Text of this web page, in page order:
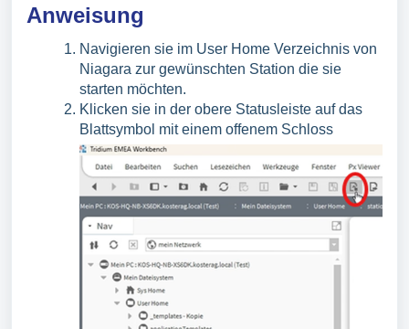
Anweisung
Navigieren sie im User Home Verzeichnis von
Niagara zur gewünschten Station die sie
starten möchten.
Klicken sie in der obere Statusleiste auf das
Blattsymbol mit einem offenem Schloss